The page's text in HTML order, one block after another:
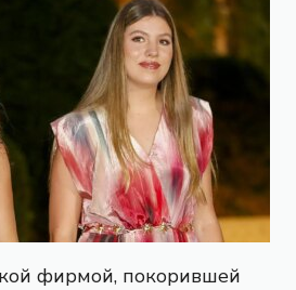
фирмой, покорившей